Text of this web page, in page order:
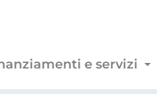
e servizi